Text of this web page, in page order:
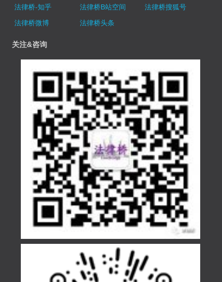
法律桥-知乎
法律桥B站空间
法律桥搜狐号
法律桥微博
法律桥头条
关注&咨询